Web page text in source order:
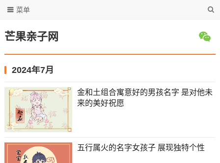
芒果亲子网
菜单
2024年7月
金和土组合寓意好的男孩名字 是对他未
来的美好祝愿
五行属火的名字女孩子 展现独特个性